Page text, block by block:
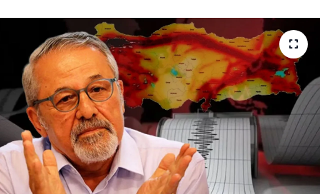
YAŞAM
YEREL YÖNETİMLER